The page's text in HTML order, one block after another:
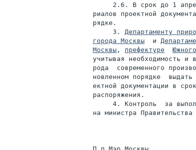
2.6. В срок до 1
риалов проектной
рядке.
     3.
Департаменту
города Москвы
  и
Москвы , префектуре Южного
учитывая необходимость и
рода  современного
новленном порядке
ектной документации в
распоряжения.
4. Контроль  за
на министра